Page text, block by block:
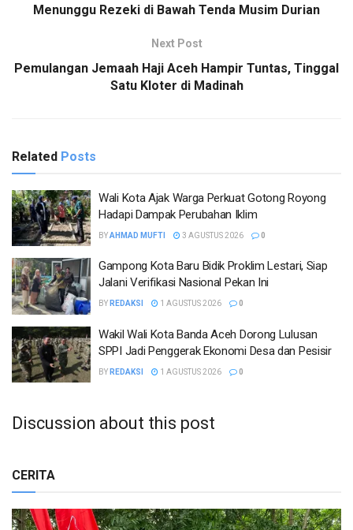
Menunggu Rezeki di Bawah Tenda Musim Durian
Next Post
Pemulangan Jemaah Haji Aceh Hampir Tuntas, Tinggal
Satu Kloter di Madinah
Related Posts
Wali Kota Ajak Warga Perkuat Gotong Royong
Hadapi Dampak Perubahan Iklim
BYAHMAD MUFTI 3 AGUSTUS 2026 0
Gampong Kota Baru Bidik Proklim Lestari, Siap
Jalani Verifikasi Nasional Pekan Ini
BY REDAKSI 1 AGUSTUS 2026 0
Wakil Wali Kota Banda Aceh Dorong Lulusan
SPPI Jadi Penggerak Ekonomi Desa dan Pesisir
BY REDAKSI 1 AGUSTUS 2026 0
Discussion about this post
CERITA